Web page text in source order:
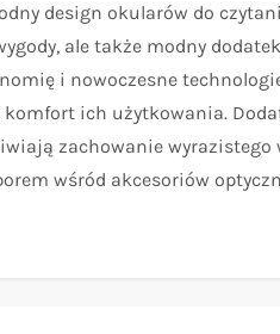
design okularów do
ale także modny
i nowoczesne
komfort ich użytkowania.
zachowanie
wśród akcesoriów